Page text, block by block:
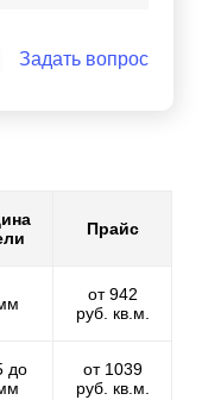
Задать вопрос
Прайс
от 942
руб. кв.м.
до
от 1039
руб. кв.м.